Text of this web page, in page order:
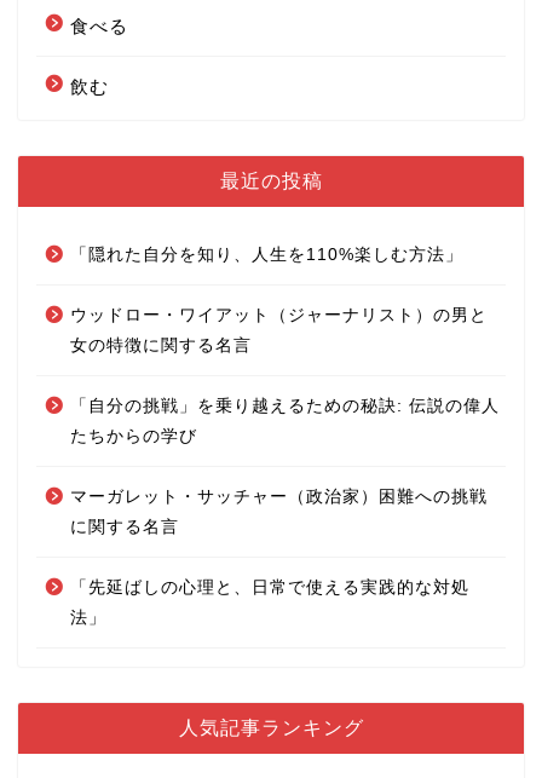
食べる
飲む
最近の投稿
「隠れた自分を知り、人生を110%楽しむ方法」
ウッドロー・ワイアット（ジャーナリスト）の男と
女の特徴に関する名言
「自分の挑戦」を乗り越えるための秘訣: 伝説の偉人
たちからの学び
マーガレット・サッチャー（政治家）困難への挑戦
に関する名言
「先延ばしの心理と、日常で使える実践的な対処
法」
人気記事ランキング